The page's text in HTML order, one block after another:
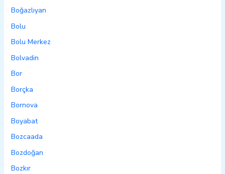
Boğazlıyan
Bolu
Bolu Merkez
Bolvadin
Bor
Borçka
Bornova
Boyabat
Bozcaada
Bozdoğan
Bozkır